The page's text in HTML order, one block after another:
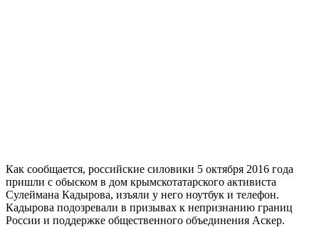
Как сообщается, российские силовики 5 октября 2016 года
пришли с обыском в дом крымскотатарского активиста
Сулеймана Кадырова, изъяли у него ноутбук и телефон.
Кадырова подозревали в призывах к непризнанию границ
России и поддержке общественного объединения Аскер.